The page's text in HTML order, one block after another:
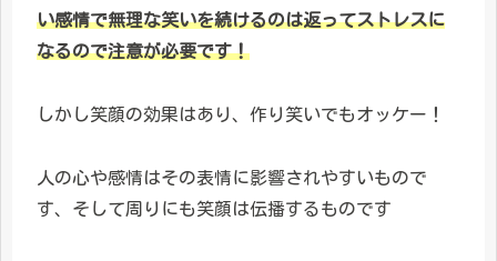
い感情で無理な笑いを続けるのは返ってストレスに
なるので注意が必要です！
しかし笑顔の効果はあり、作り笑いでもオッケー！
人の心や感情はその表情に影響されやすいもので
す、そして周りにも笑顔は伝播するものです